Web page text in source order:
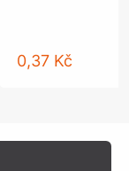
0,37 Kč